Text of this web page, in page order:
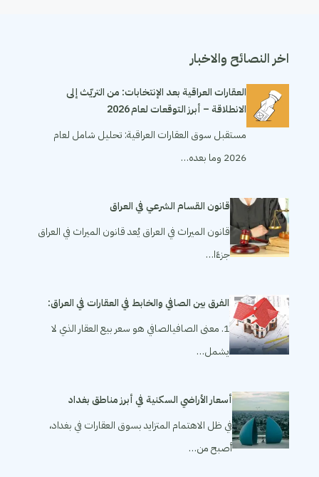
اخر النصائح والاخبار
العقارات العراقية بعد الإنتخابات: من التريّث إلى
الانطلاقة – أبرز التوقعات لعام 2026
مستقبل سوق العقارات العراقية: تحليل شامل لعام
2026 وما بعده…
قانون القسام الشرعي في العراق
قانون الميراث في العراق يُعد قانون الميراث في العراق
جزءًا…
الفرق بين الصافي والخابط في العقارات في العراق:
1. معنى الصافيالصافي هو سعر بيع العقار الذي لا
يشمل…
أسعار الأراضي السكنية في أبرز مناطق بغداد
في ظل الاهتمام المتزايد بسوق العقارات في بغداد،
أصبح من…